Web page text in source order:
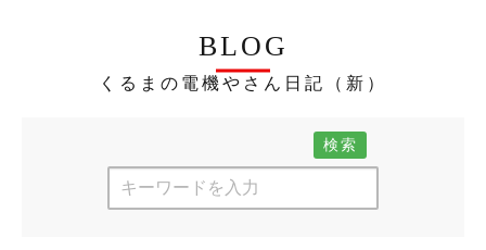
BLOG
くるまの電機やさん日記（新）
検索